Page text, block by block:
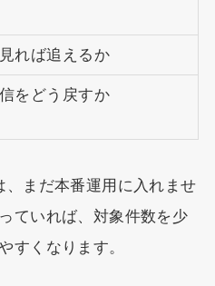
れば追えるか
をどう戻すか
、まだ本番運用に入れませ
ていれば、対象件数を少
すくなります。